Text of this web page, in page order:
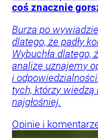
coś znacznie
Burza po wywiadzie
dlatego, że padły
Wybuchła
analizę uznajemy
i
tych, którzy
najgłośniej.
Opinie i